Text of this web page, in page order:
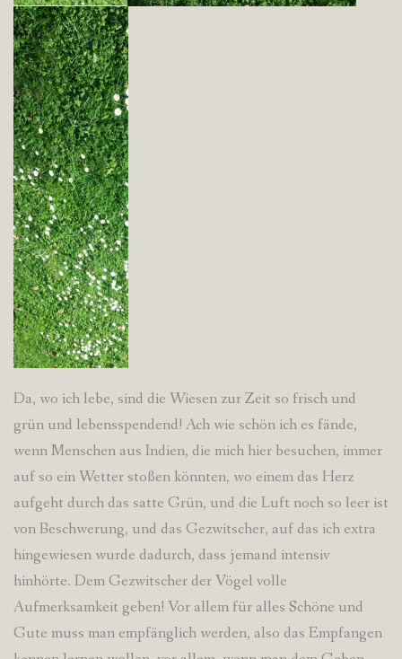
Da, wo ich lebe, sind die Wiesen zur Zeit so frisch und
grün und lebensspendend! Ach wie schön ich es fände,
wenn Menschen aus Indien, die mich hier besuchen, immer
auf so ein Wetter stoßen könnten, wo einem das Herz
aufgeht durch das satte Grün, und die Luft noch so leer ist
von Beschwerung, und das Gezwitscher, auf das ich extra
hingewiesen wurde dadurch, dass jemand intensiv
hinhörte. Dem Gezwitscher der Vögel volle
Aufmerksamkeit geben! Vor allem für alles Schöne und
Gute muss man empfänglich werden, also das Empfangen